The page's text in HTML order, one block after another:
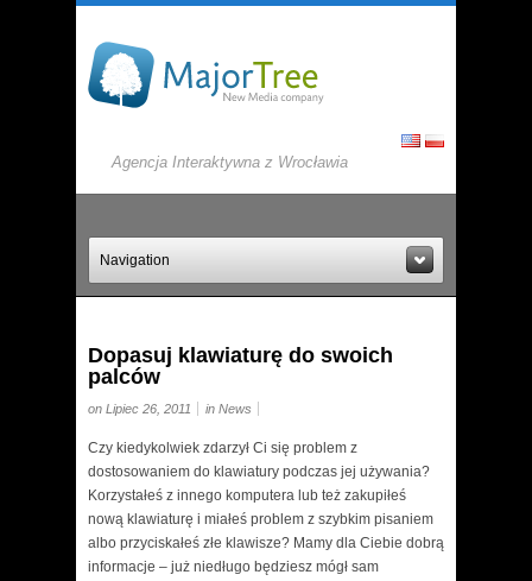
Agencja Interaktywna z Wrocławia
Navigation
Dopasuj klawiaturę do swoich
palców
on Lipiec 26, 2011 in News
Czy kiedykolwiek zdarzył Ci się problem z
dostosowaniem do klawiatury podczas jej używania?
Korzystałeś z innego komputera lub też zakupiłeś
nową klawiaturę i miałeś problem z szybkim pisaniem
albo przyciskałeś złe klawisze? Mamy dla Ciebie dobrą
informacje – już niedługo będziesz mógł sam